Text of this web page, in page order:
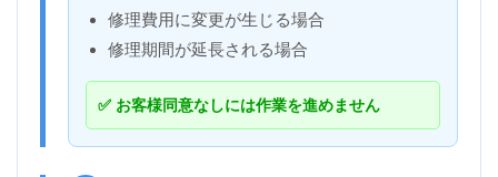
修理費用に変更が生じる場合
修理期間が延長される場合
✅ お客様同意なしには作業を進めません